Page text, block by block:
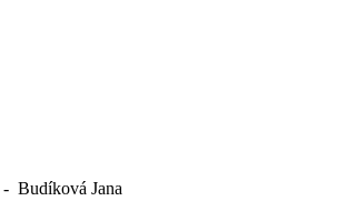
- Budíková Jana